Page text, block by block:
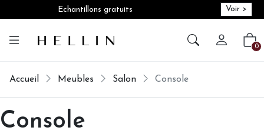
Echantillons gratuits Voir >
Créer 0
Accueil Meubles Salon Console
Console